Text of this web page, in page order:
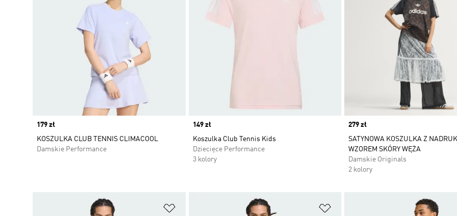
Price
179 zł
KOSZULKA CLUB TENNIS CLIMACOOL
Damskie Performance
Price
149 zł
Koszulka Club Tennis Kids
Dziecięce Performance
3 kolory
Price
279 zł
SATYNOWA KOSZULKA Z
WZOREM SKÓRY WĘŻA
Damskie Originals
2 kolory
Dodaj do listy życzeń